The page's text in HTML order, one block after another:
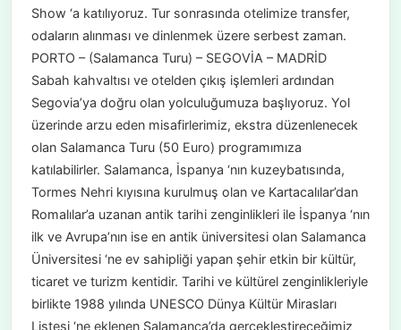
Show ‘a katılıyoruz. Tur sonrasında otelimize transfer,
odaların alınması ve dinlenmek üzere serbest zaman.
PORTO – (Salamanca Turu) – SEGOVİA – MADRİD
Sabah kahvaltısı ve otelden çıkış işlemleri ardından
Segovia’ya doğru olan yolculuğumuza başlıyoruz. Yol
üzerinde arzu eden misafirlerimiz, ekstra düzenlenecek
olan Salamanca Turu (50 Euro) programımıza
katılabilirler. Salamanca, İspanya ‘nın kuzeybatısında,
Tormes Nehri kıyısına kurulmuş olan ve Kartacalılar’dan
Romalılar’a uzanan antik tarihi zenginlikleri ile İspanya ‘nın
ilk ve Avrupa’nın ise en antik üniversitesi olan Salamanca
Üniversitesi ‘ne ev sahipliği yapan şehir etkin bir kültür,
ticaret ve turizm kentidir. Tarihi ve kültürel zenginlikleriyle
birlikte 1988 yılında UNESCO Dünya Kültür Mirasları
Listesi ‘ne eklenen Salamanca’da gerçekleştireceğimiz